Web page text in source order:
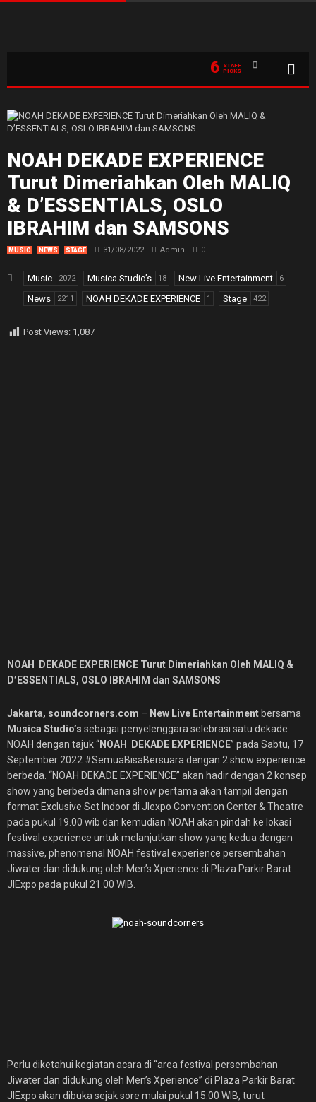
6
STAFF
PICKS
NOAH DEKADE EXPERIENCE
Turut Dimeriahkan Oleh MALIQ
& D’ESSENTIALS, OSLO
IBRAHIM dan SAMSONS
MUSIC NEWS STAGE 31/08/2022 Admin 0
Music 2072 Musica Studio’s 18 New Live Entertainment 6
News 2211 NOAH DEKADE EXPERIENCE 1 Stage 422
Post Views: 1,087
NOAH DEKADE EXPERIENCE Turut Dimeriahkan Oleh MALIQ &
D’ESSENTIALS, OSLO IBRAHIM dan SAMSONS
Jakarta, soundcorners.com – New Live Entertainment bersama
Musica Studio’s sebagai penyelenggara selebrasi satu dekade
NOAH dengan tajuk “NOAH DEKADE EXPERIENCE” pada Sabtu, 17
September 2022 #SemuaBisaBersuara dengan 2 show experience
berbeda. “NOAH DEKADE EXPERIENCE” akan hadir dengan 2 konsep
show yang berbeda dimana show pertama akan tampil dengan
format Exclusive Set Indoor di JIexpo Convention Center & Theatre
pada pukul 19.00 wib dan kemudian NOAH akan pindah ke lokasi
festival experience untuk melanjutkan show yang kedua dengan
massive, phenomenal NOAH festival experience persembahan
Jiwater dan didukung oleh Men’s Xperience di Plaza Parkir Barat
JIExpo pada pukul 21.00 WIB.
Perlu diketahui kegiatan acara di “area festival persembahan
Jiwater dan didukung oleh Men’s Xperience” di Plaza Parkir Barat
JIExpo akan dibuka sejak sore mulai pukul 15.00 WIB, turut